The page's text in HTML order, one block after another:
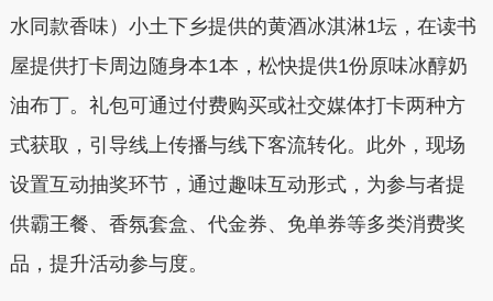
水同款香味）小土下乡提供的黄酒冰淇淋1坛，在读书
屋提供打卡周边随身本1本，松快提供1份原味冰醇奶
油布丁。礼包可通过付费购买或社交媒体打卡两种方
式获取，引导线上传播与线下客流转化。此外，现场
设置互动抽奖环节，通过趣味互动形式，为参与者提
供霸王餐、香氛套盒、代金券、免单券等多类消费奖
品，提升活动参与度。